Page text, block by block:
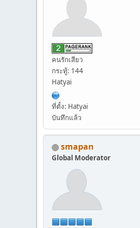
คนรักเสียว
กระทู้: 144
Hatyai
ที่ตั้ง: Hatyai
บันทึกแล้ว
smapan
Global Moderator